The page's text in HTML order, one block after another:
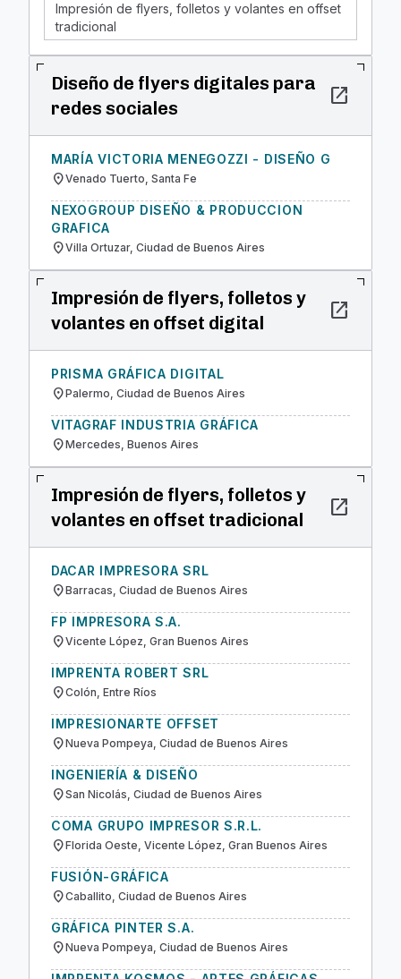
Impresión de flyers, folletos y volantes en offset
tradicional
Diseño de flyers digitales para
redes sociales
open_in_new
MARÍA VICTORIA MENEGOZZI - DISEÑO G
location_onVenado Tuerto, Santa Fe
NEXOGROUP DISEÑO & PRODUCCION
GRAFICA
location_onVilla Ortuzar, Ciudad de Buenos Aires
Impresión de flyers, folletos y
volantes en offset digital
open_in_new
PRISMA GRÁFICA DIGITAL
location_onPalermo, Ciudad de Buenos Aires
VITAGRAF INDUSTRIA GRÁFICA
location_onMercedes, Buenos Aires
Impresión de flyers, folletos y
volantes en offset tradicional
open_in_new
DACAR IMPRESORA SRL
location_onBarracas, Ciudad de Buenos Aires
FP IMPRESORA S.A.
location_onVicente López, Gran Buenos Aires
IMPRENTA ROBERT SRL
location_onColón, Entre Ríos
IMPRESIONARTE OFFSET
location_onNueva Pompeya, Ciudad de Buenos Aires
INGENIERÍA & DISEÑO
location_onSan Nicolás, Ciudad de Buenos Aires
COMA GRUPO IMPRESOR S.R.L.
location_onFlorida Oeste, Vicente López, Gran Buenos Aires
FUSIÓN-GRÁFICA
location_onCaballito, Ciudad de Buenos Aires
GRÁFICA PINTER S.A.
location_onNueva Pompeya, Ciudad de Buenos Aires